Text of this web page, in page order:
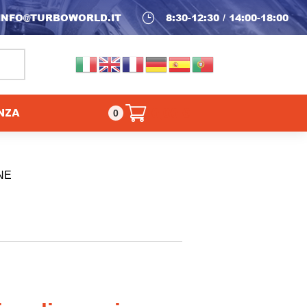
} 8:30-12:30 / 14:00-18:00
0